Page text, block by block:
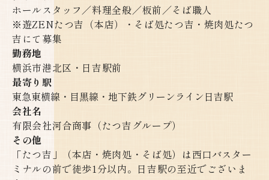
ホールスタッフ／料理全般／板前／そば職人
※遊ZENたつ吉（本店）・そば処たつ吉・焼肉処たつ
吉にて募集​​​​​​​
勤務地
横浜市港北区・日吉駅前
最寄り駅
東急東横線・目黒線・地下鉄グリーンライン日吉駅
会社名
有限会社河合商事（たつ吉グループ）
その他
「たつ吉」（本店・焼肉処・そば処）は西口バスター
ミナルの前で徒歩1分以内。日吉駅の至近でございま